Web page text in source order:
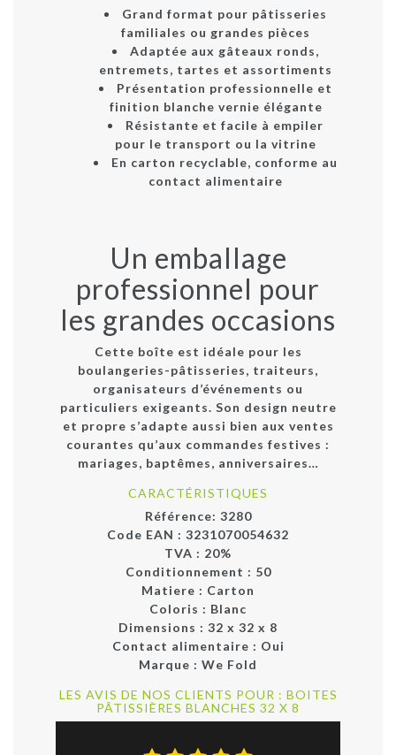
Grand format pour pâtisseries
familiales ou grandes pièces
Adaptée aux gâteaux ronds,
entremets, tartes et assortiments
Présentation professionnelle et
finition blanche vernie élégante
Résistante et facile à empiler
pour le transport ou la vitrine
En carton recyclable, conforme au
contact alimentaire
Un emballage
professionnel pour
les grandes occasions
Cette boîte est idéale pour les
boulangeries-pâtisseries, traiteurs,
organisateurs d’événements ou
particuliers exigeants. Son design neutre
et propre s’adapte aussi bien aux ventes
courantes qu’aux commandes festives :
mariages, baptêmes, anniversaires…
CARACTÉRISTIQUES
Référence: 3280
Code EAN : 3231070054632
TVA : 20%
Conditionnement : 50
Matiere : Carton
Coloris : Blanc
Dimensions : 32 x 32 x 8
Contact alimentaire : Oui
Marque : We Fold
LES AVIS DE NOS CLIENTS POUR : BOITES
PÂTISSIÈRES BLANCHES 32 X 8